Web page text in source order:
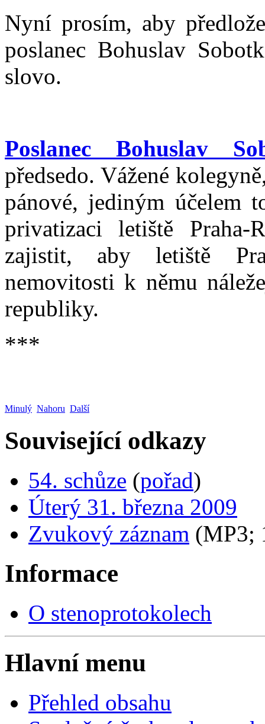
Nyní prosím, aby
poslanec Bohuslav
slovo.
Poslanec Bohuslav
předsedo. Vážené
pánové, jediným účelem
privatizaci letiště Praha-
zajistit, aby letiště
nemovitosti k němu
republiky.
***
Minulý Nahoru Další
Související odkazy
54. schůze (pořad)
Úterý 31. března 2009
Zvukový záznam (MP3;
Informace
O stenoprotokolech
Hlavní menu
Přehled obsahu